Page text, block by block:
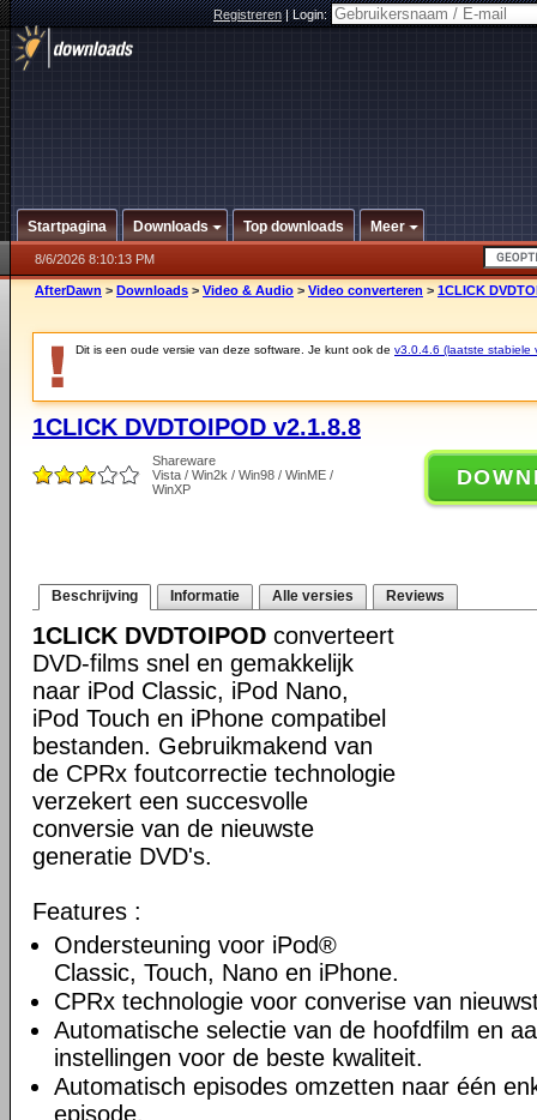
Registreren|Login:
Startpagina Downloads Top downloads Meer
8/6/2026 8:10:13 PM
AfterDawn > Downloads > Video & Audio > Video converteren > 1CLICK
Dit is een oude versie van deze software. Je kunt ook de v3.0.4.6 (laatste stabiele
1CLICK DVDTOIPOD v2.1.8.8
Shareware
Vista / Win2k / Win98 / WinME /
WinXP
Beschrijving Informatie Alle versies Reviews
1CLICK DVDTOIPOD converteert
DVD-films snel en gemakkelijk
naar iPod Classic, iPod Nano,
iPod Touch en iPhone compatibel
bestanden. Gebruikmakend van
de CPRx foutcorrectie technologie
verzekert een succesvolle
conversie van de nieuwste
generatie DVD's.
Features :
Ondersteuning voor iPod®
Classic, Touch, Nano en iPhone.
CPRx technologie voor converise van
Automatische selectie van de hoofdfilm en
instellingen voor de beste kwaliteit.
Automatisch episodes omzetten naar één
episode.